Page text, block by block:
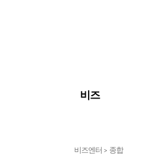
비즈
비즈엔터 > 종합